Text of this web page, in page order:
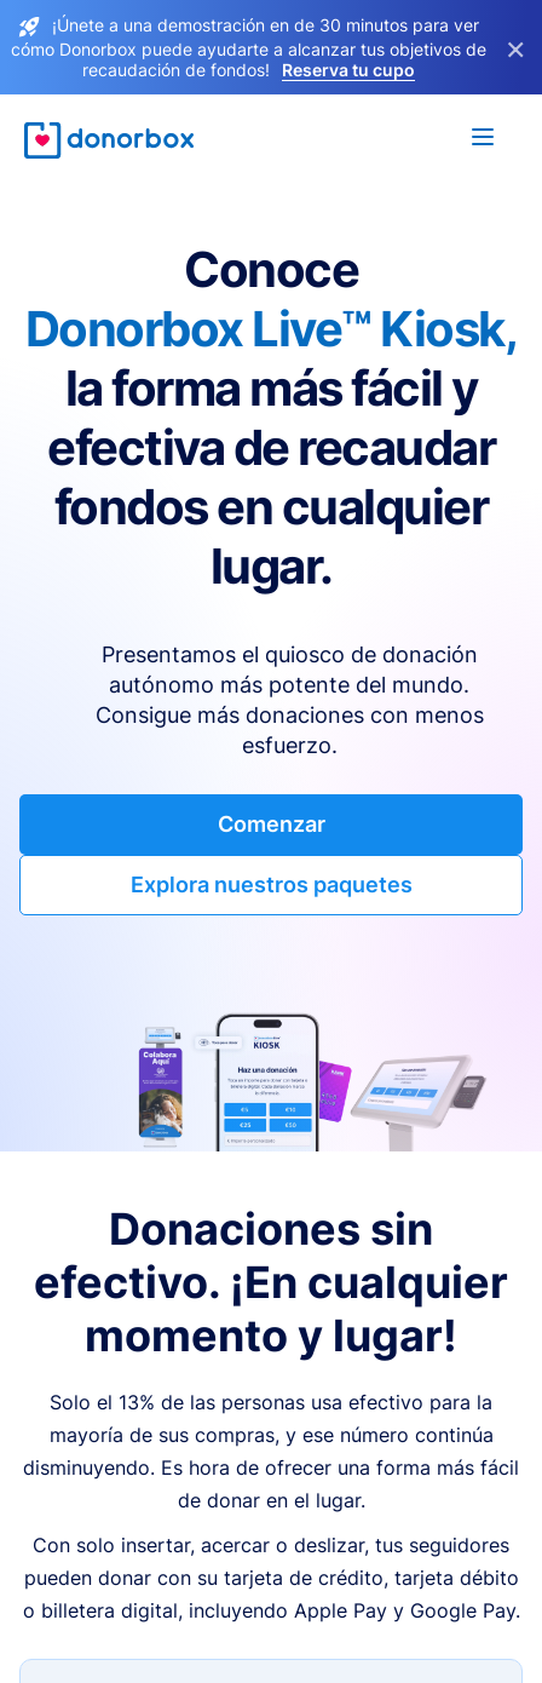
¡Únete a una demostración en de 30 minutos para ver
cómo Donorbox puede ayudarte a alcanzar tus objetivos de
recaudación de fondos!
Reserva tu cupo
×
Conoce
Donorbox Live™ Kiosk,
la forma más fácil y
efectiva de recaudar
fondos en cualquier
lugar.
Presentamos el quiosco de donación
autónomo más potente del mundo.
Consigue más donaciones con menos
esfuerzo.
Comenzar
Explora nuestros paquetes
Donaciones sin
efectivo. ¡En cualquier
momento y lugar!
Solo el 13% de las personas usa efectivo para la
mayoría de sus compras, y ese número continúa
disminuyendo. Es hora de ofrecer una forma más fácil
de donar en el lugar.
Con solo insertar, acercar o deslizar, tus seguidores
pueden donar con su tarjeta de crédito, tarjeta débito
o billetera digital, incluyendo Apple Pay y Google Pay.